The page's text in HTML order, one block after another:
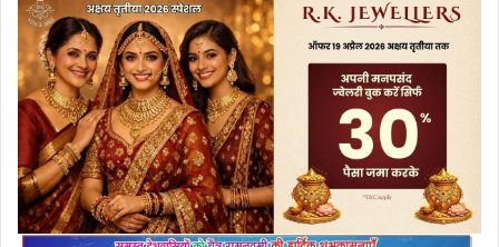
e
m
a
i
l